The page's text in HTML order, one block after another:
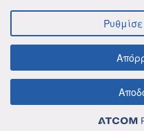
© 2018 FREZYDERM
ΟΡΟΙ ΚΑΙ ΠΡΟΫΠΟΘΕΣΕΙΣ
ΠΟΛΙΤΙΚΗ ΕΣΩΤΕΡΙΚΩΝ
ΠΟΛΙΤΙΚΗ ΑΠΟΡΡΗΤΟΥ ΤΗΣ